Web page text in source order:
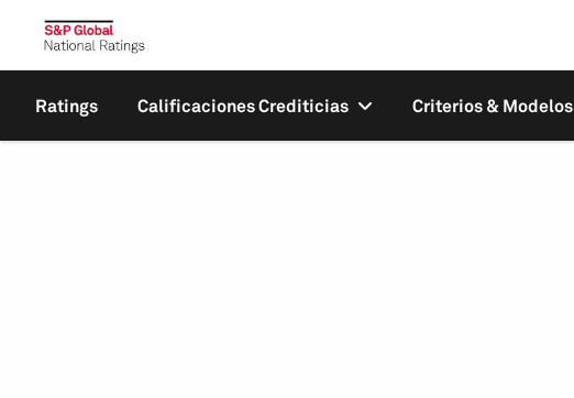
Ratings Calificaciones Crediticias Criterios & Modelos